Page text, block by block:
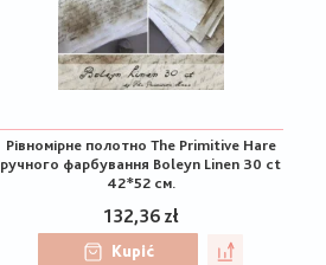
Рівномірне полотно The Primitive Hare
ручного фарбування Boleyn Linen 30 ct
42*52 см.
132,36 zł
Kupić